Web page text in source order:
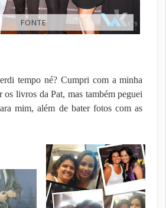
FONTE
tempo né? Cumpri com a minha
os livros da Pat, mas também peguei
mim, além de bater fotos com as